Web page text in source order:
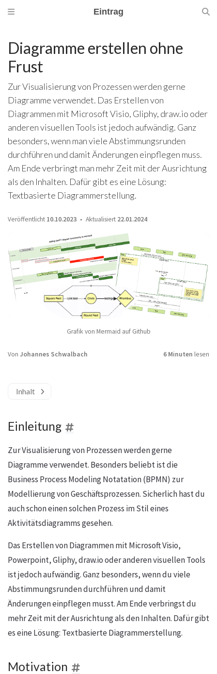
Eintrag
Diagramme erstellen ohne
Frust
Zur Visualisierung von Prozessen werden gerne
Diagramme verwendet. Das Erstellen von
Diagrammen mit Microsoft Visio, Gliphy, draw.io oder
anderen visuellen Tools ist jedoch aufwändig. Ganz
besonders, wenn man viele Abstimmungsrunden
durchführen und damit Änderungen einpflegen muss.
Am Ende verbringt man mehr Zeit mit der Ausrichtung
als den Inhalten. Dafür gibt es eine Lösung:
Textbasierte Diagrammerstellung.
Veröffentlicht 10.10.2023 Aktualisiert 22.01.2024
Grafik von Mermaid auf Github
Von Johannes Schwalbach 6 Minuten lesen
Inhalt
Einleitung
Zur Visualisierung von Prozessen werden gerne
Diagramme verwendet. Besonders beliebt ist die
Business Process Modeling Notatation (BPMN) zur
Modellierung von Geschäftsprozessen. Sicherlich hast du
auch schon einen solchen Prozess im Stil eines
Aktivitätsdiagramms gesehen.
Das Erstellen von Diagrammen mit Microsoft Visio,
Powerpoint, Gliphy, draw.io oder anderen visuellen Tools
ist jedoch aufwändig. Ganz besonders, wenn du viele
Abstimmungsrunden durchführen und damit
Änderungen einpflegen musst. Am Ende verbringst du
mehr Zeit mit der Ausrichtung als den Inhalten. Dafür gibt
es eine Lösung: Textbasierte Diagrammerstellung.
Motivation